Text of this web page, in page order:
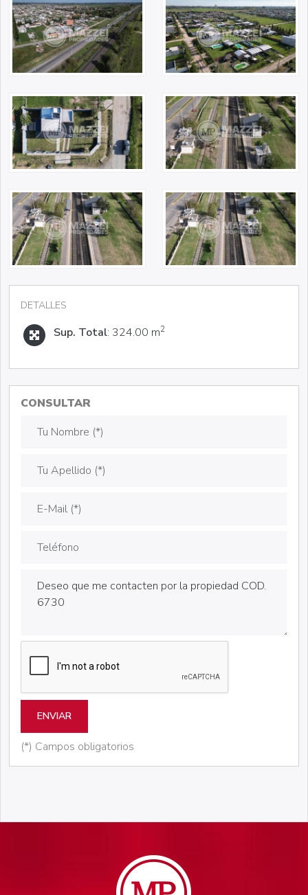
DETALLES
Sup. Total: 324.00 m2
CONSULTAR
ENVIAR
(*) Campos obligatorios